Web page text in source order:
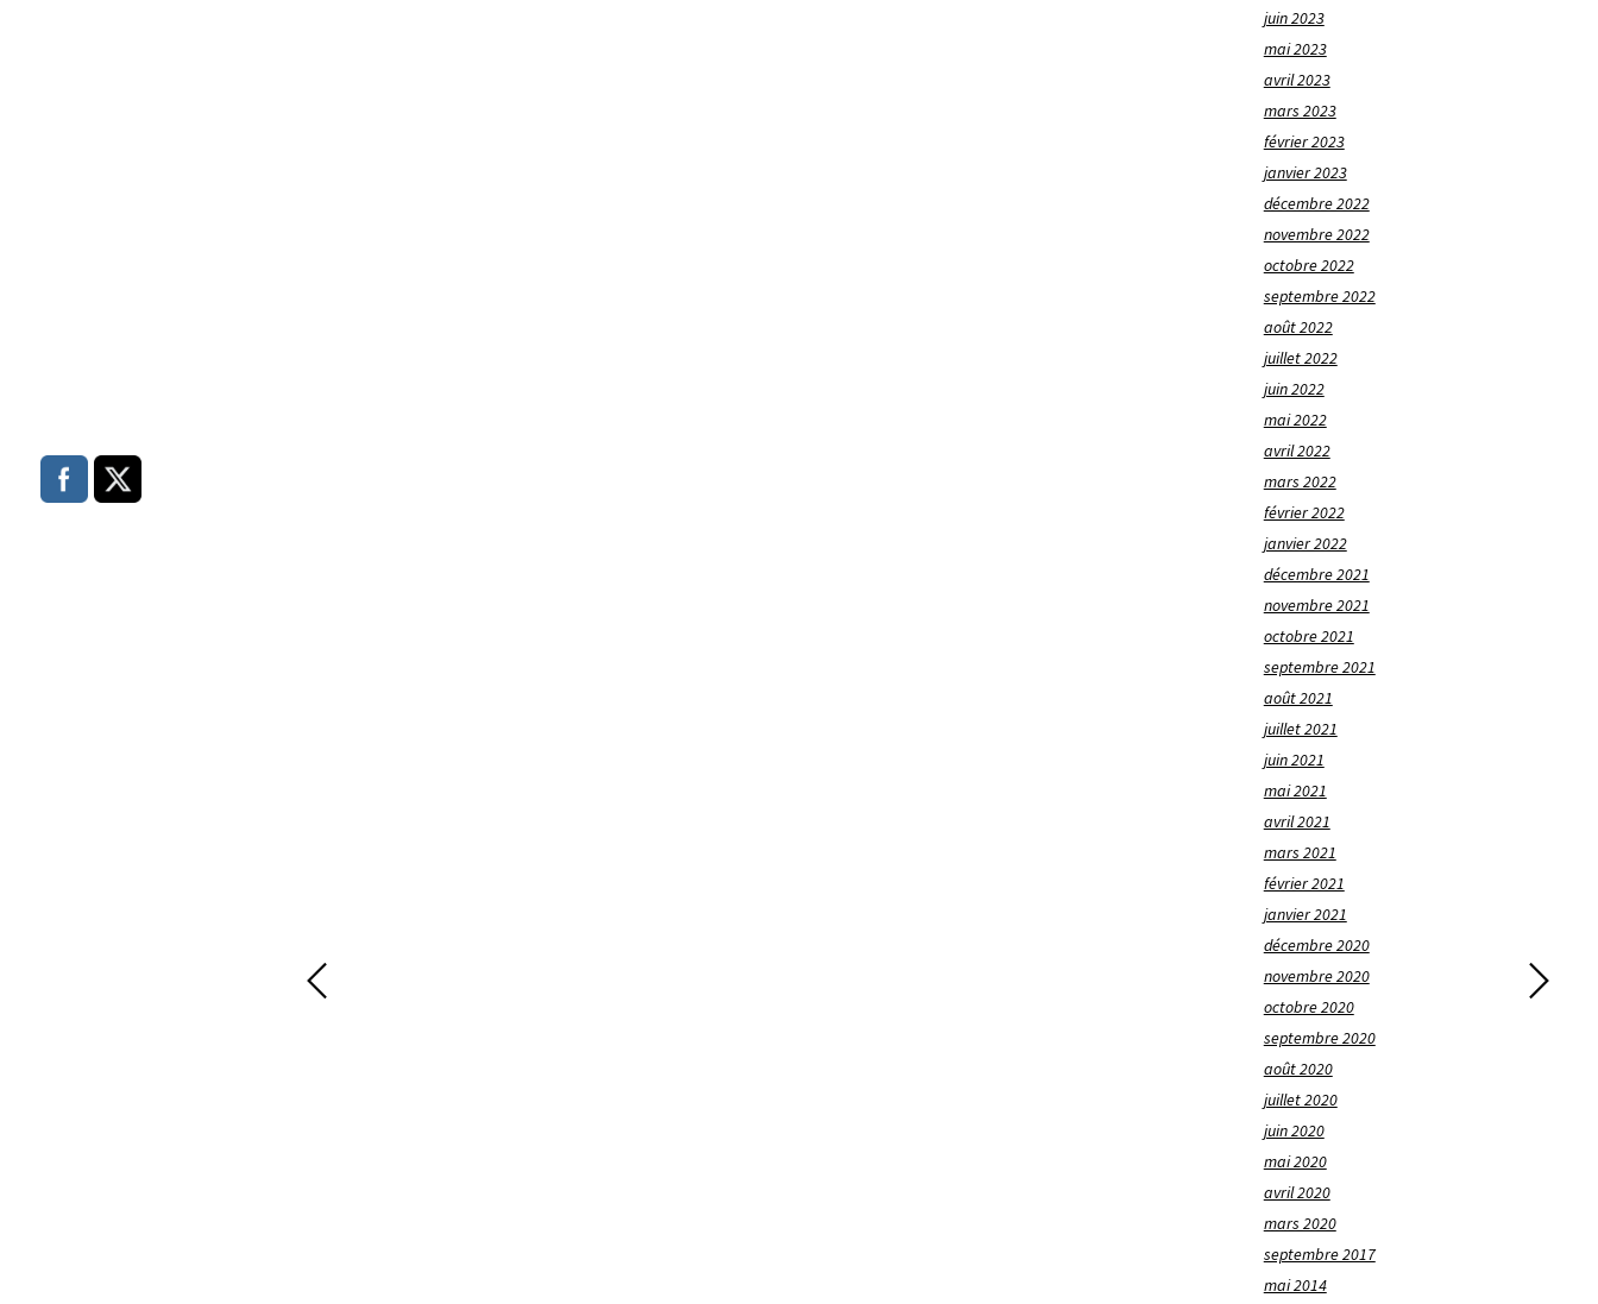
juin 2023
mai 2023
avril 2023
mars 2023
février 2023
janvier 2023
décembre 2022
novembre 2022
octobre 2022
septembre 2022
août 2022
juillet 2022
juin 2022
mai 2022
avril 2022
mars 2022
février 2022
janvier 2022
décembre 2021
novembre 2021
octobre 2021
septembre 2021
août 2021
juillet 2021
juin 2021
mai 2021
avril 2021
mars 2021
février 2021
janvier 2021
décembre 2020
novembre 2020
octobre 2020
septembre 2020
août 2020
juillet 2020
juin 2020
mai 2020
avril 2020
mars 2020
septembre 2017
mai 2014